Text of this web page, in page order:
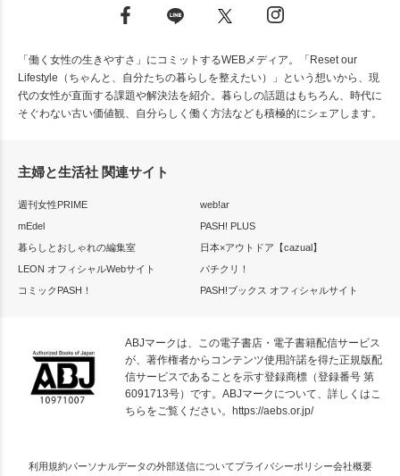
「働く女性の生きやすさ」にコミットするWEBメディア。「Reset our
Lifestyle（ちゃんと、自分たちの暮らしを整えたい）」という想いから、現
代の女性が直面する課題や解決法を紹介。暮らしの話題はもちろん、時代に
そぐわない古い価値観、自分らしく働く方法なども積極的にシェアします。
主婦と生活社 関連サイト
週刊女性PRIME
web!ar
mEdel
PASH! PLUS
暮らしとおしゃれの編集室
日本×アウトドア【cazual】
LEON オフィシャルWebサイト
パチクリ！
コミックPASH！
PASH!ブックス オフィシャルサイト
ABJマークは、この電子書店・電子書籍配信サービス
が、著作権者からコンテンツ使用許諾を得た正規版配
信サービスであることを示す登録商標（登録番号 第
6091713号）です。ABJマークについて、詳しくはこ
ちらをご覧ください。 https://aebs.or.jp/
利用規約パーソナルデータの外部送信についてプライバシーポリシー会社概要